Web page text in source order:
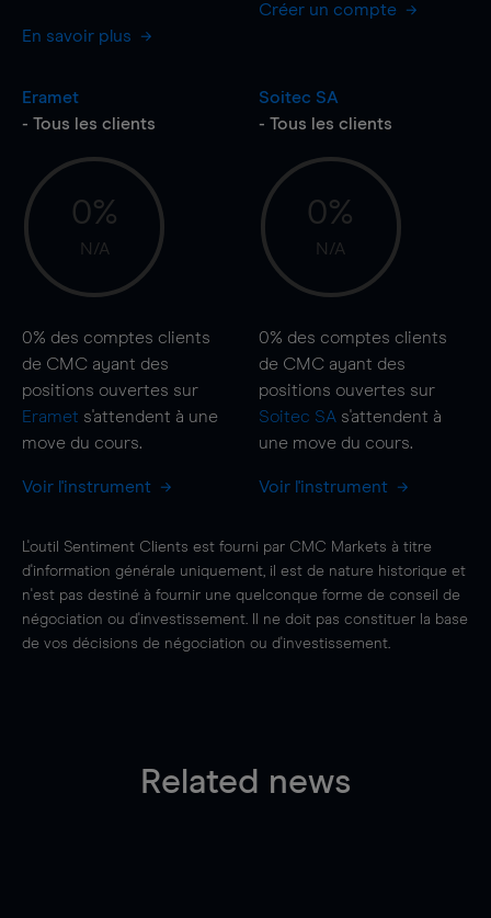
En savoir plus
Créer un compte
Eramet
- Tous les clients
0%
N/A
0% des comptes clients
de CMC ayant des
positions ouvertes sur
Eramet s'attendent à une
move du cours.
Voir l'instrument
Soitec SA
- Tous les clients
0%
N/A
0% des comptes clients
de CMC ayant des
positions ouvertes sur
Soitec SA s'attendent à
une move du cours.
Voir l'instrument
L'outil Sentiment Clients est fourni par CMC Markets à titre
d'information générale uniquement, il est de nature historique et
n'est pas destiné à fournir une quelconque forme de conseil de
négociation ou d'investissement. Il ne doit pas constituer la base
de vos décisions de négociation ou d'investissement.
Related news